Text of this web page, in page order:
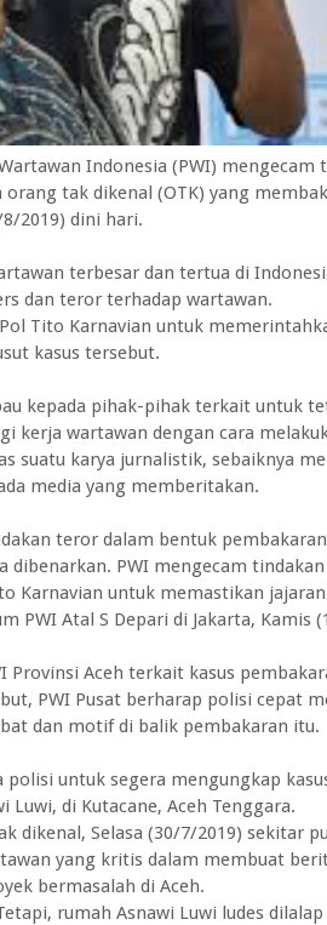
Indonesia (PWI) mengecam
tak dikenal (OTK) yang
2019) dini hari.
terbesar dan tertua di
dan teror terhadap wartawan.
Tito Karnavian untuk
kasus tersebut.
kepada pihak-pihak terkait untuk
kerja wartawan dengan cara
suatu karya jurnalistik, sebaiknya
media yang memberitakan.
teror dalam bentuk
dibenarkan. PWI mengecam
Karnavian untuk memastikan
PWI Atal S Depari di Jakarta, Kamis
Provinsi Aceh terkait kasus
PWI Pusat berharap polisi cepat
dan motif di balik pembakaran itu.
untuk segera mengungkap
di Kutacane, Aceh Tenggara.
dikenal, Selasa (30/7/2019) sekitar
yang kritis dalam membuat
bermasalah di Aceh.
rumah Asnawi Luwi ludes